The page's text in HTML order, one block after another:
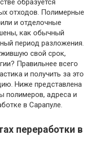
отходов. Полимерные
и отделочные
как обычный
период разложения.
свой срок,
Правильнее всего
и получить за это
Ниже представлена
полимеров, адреса и
в Сарапуле.
переработки в